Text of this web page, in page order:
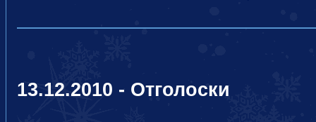
13.12.2010 - Отголоски